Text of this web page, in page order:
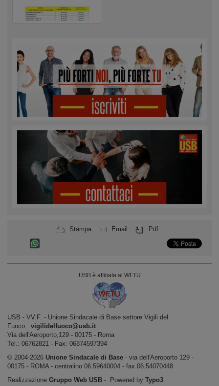
Stampa Email Pdf
USB è affiliata al WFTU
USB ‐ VV.F. - Unione Sindacale di Base settore Vigili del
Fuoco : vigilidelfuoco@usb.it
Via dell'Aeroporto,129 ‐ 00175 ‐ Roma
Tel.: 06762821 ‐ Fax: 06874597394
© 2004-2026 Unione Sindacale di Base ‐ via dell'Aeroporto 129 -
00175 - ROMA - centralino 06.59640004 - fax 06.54070448
Realizzazione Gruppo Web USB ‐ Powered by Typo3